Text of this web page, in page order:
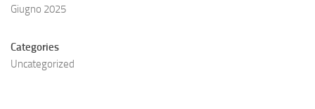
Giugno 2025
Categories
Uncategorized